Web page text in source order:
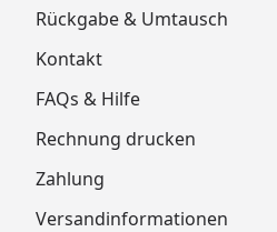
Rückgabe & Umtausch
Kontakt
FAQs & Hilfe
Rechnung drucken
Zahlung
Versandinformationen